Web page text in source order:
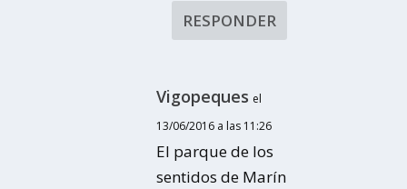
RESPONDER
Vigopeques el
13/06/2016 a las 11:26
El parque de los
sentidos de Marín